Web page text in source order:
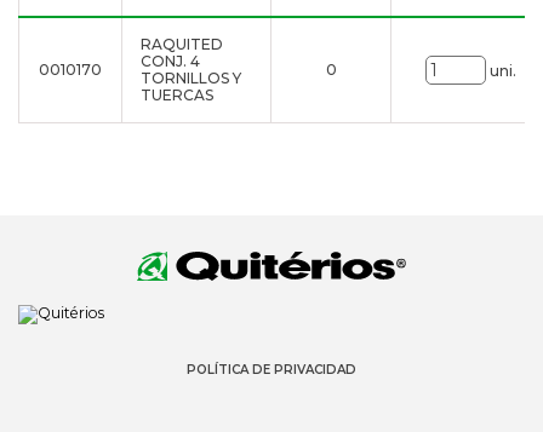
0010170
RAQUITED
CONJ. 4
TORNILLOS Y
TUERCAS
0 uni.
POLÍTICA DE PRIVACIDAD